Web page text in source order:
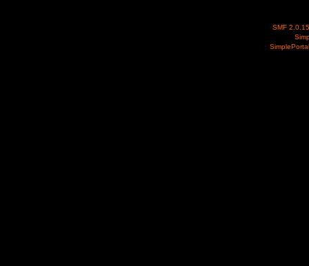
SMF 2.0.15